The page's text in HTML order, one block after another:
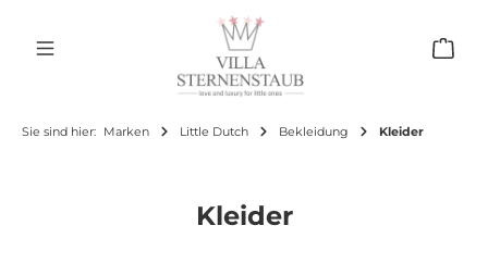
Sie sind hier: Marken Little Dutch Bekleidung Kleider
Kleider